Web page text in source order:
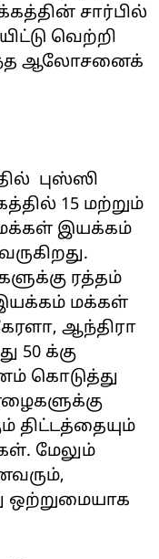
சார்பில்
வெற்றி
ஆலோசனைக்
புஸ்ஸி
15 மற்றும்
இயக்கம்
ரத்தம்
மக்கள்
ஆந்திரா
50 க்கு
கொடுத்து
திட்டத்தையும்
மேலும்
ஒற்றுமையாக